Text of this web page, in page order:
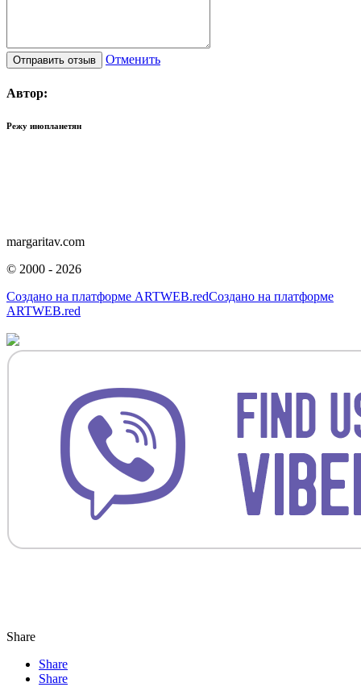
Отменить
Автор:
Режу инопланетян
margaritav.com
© 2000 - 2026
Создано на платформе ARTWEB.redСоздано на платформе
ARTWEB.red
Share
Share
Share